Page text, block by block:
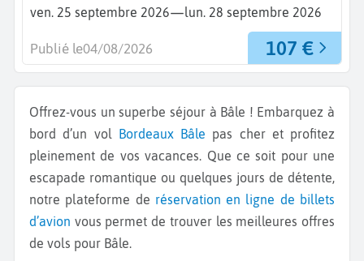
ven. 25 septembre 2026—lun. 28 septembre 2026
107 €
Publié le04/08/2026
Offrez-vous un superbe séjour à Bâle ! Embarquez à
bord d’un vol Bordeaux Bâle pas cher et profitez
pleinement de vos vacances. Que ce soit pour une
escapade romantique ou quelques jours de détente,
notre plateforme de réservation en ligne de billets
d’avion vous permet de trouver les meilleures offres
de vols pour Bâle.